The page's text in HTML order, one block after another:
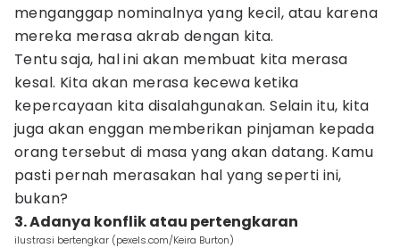
menganggap nominalnya yang kecil, atau karena
mereka merasa akrab dengan kita.
Tentu saja, hal ini akan membuat kita merasa
kesal. Kita akan merasa kecewa ketika
kepercayaan kita disalahgunakan. Selain itu, kita
juga akan enggan memberikan pinjaman kepada
orang tersebut di masa yang akan datang. Kamu
pasti pernah merasakan hal yang seperti ini,
bukan?
3. Adanya konflik atau pertengkaran
ilustrasi bertengkar (pexels.com/Keira Burton)